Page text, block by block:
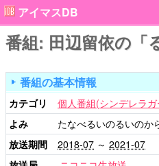
アイマスDB
番組: 田辺留依の「
番組の基本情報
カテゴリ
個人番組(シンデレラ
よみ
たなべるいのるいのか
放送期間
2018-07 ～ 2021-07